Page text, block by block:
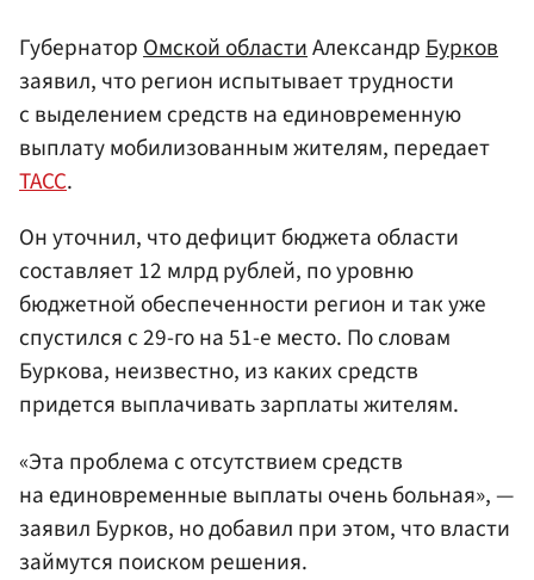
ГубернаторОмской областиАлександрБурков
заявил, что регион испытывает трудности
с выделением средств на единовременную
выплату мобилизованным жителям, передает
ТАСС.
Он уточнил, что дефицит бюджета области
составляет 12 млрд рублей, по уровню
бюджетной обеспеченности регион и так уже
спустился с 29-го на 51-е место. По словам
Буркова, неизвестно, из каких средств
придется выплачивать зарплаты жителям.
«Эта проблема с отсутствием средств
на единовременные выплаты очень больная», —
заявил Бурков, но добавил при этом, что власти
займутся поиском решения.